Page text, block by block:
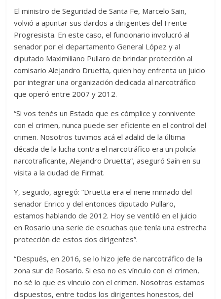
El ministro de Seguridad de Santa Fe, Marcelo Sain,
volvió a apuntar sus dardos a dirigentes del Frente
Progresista. En este caso, el funcionario involucró al
senador por el departamento General López y al
diputado Maximiliano Pullaro de brindar protección al
comisario Alejandro Druetta, quien hoy enfrenta un juicio
por integrar una organización dedicada al narcotráfico
que operó entre 2007 y 2012.
“Si vos tenés un Estado que es cómplice y connivente
con el crimen, nunca puede ser eficiente en el control del
crimen. Nosotros tuvimos acá el adalid de la última
década de la lucha contra el narcotráfico era un policía
narcotraficante, Alejandro Druetta”, aseguró Saín en su
visita a la ciudad de Firmat.
Y, seguido, agregó: “Druetta era el nene mimado del
senador Enrico y del entonces diputado Pullaro,
estamos hablando de 2012. Hoy se ventiló en el juicio
en Rosario una serie de escuchas que tenía una estrecha
protección de estos dos dirigentes”.
“Después, en 2016, se lo hizo jefe de narcotráfico de la
zona sur de Rosario. Si eso no es vínculo con el crimen,
no sé lo que es vínculo con el crimen. Nosotros estamos
dispuestos, entre todos los dirigentes honestos, del